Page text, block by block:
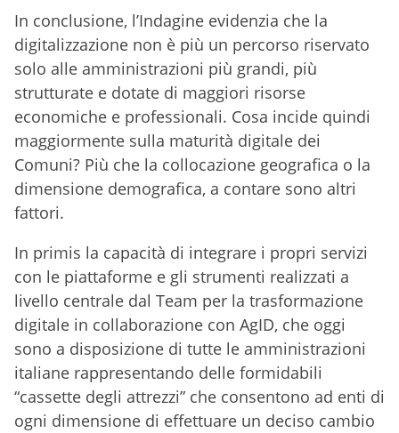
In conclusione, l’Indagine evidenzia che la
digitalizzazione non è più un percorso riservato
solo alle amministrazioni più grandi, più
strutturate e dotate di maggiori risorse
economiche e professionali. Cosa incide quindi
maggiormente sulla maturità digitale dei
Comuni? Più che la collocazione geografica o la
dimensione demografica, a contare sono altri
fattori.
In primis la capacità di integrare i propri servizi
con le piattaforme e gli strumenti realizzati a
livello centrale dal Team per la trasformazione
digitale in collaborazione con AgID, che oggi
sono a disposizione di tutte le amministrazioni
italiane rappresentando delle formidabili
“cassette degli attrezzi” che consentono ad enti di
ogni dimensione di effettuare un deciso cambio